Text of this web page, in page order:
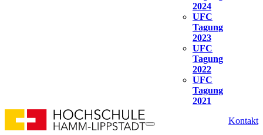
2024
UFC
Tagung
2023
UFC
Tagung
2022
UFC
Tagung
2021
Kontakt